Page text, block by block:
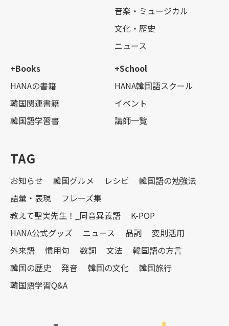
音楽・ミュージカル
文化・歴史
ニュース
+Books
HANAの書籍
韓国関連書籍
韓国語学習書
+School
HANA韓国語スクール
イベント
講師一覧
TAG
お知らせ 韓国グルメ レシピ
韓国語の勉強法
語彙・表現
フレーズ集
教えて聖実先生！_同音異義語
K-POP
HANA公式グッズ
ニュース 品詞
変則活用
外来語
慣用句 数詞 文法
韓国語の方言
韓国の歴史
発音 韓国の文化
韓国旅行
韓国語学習Q&A